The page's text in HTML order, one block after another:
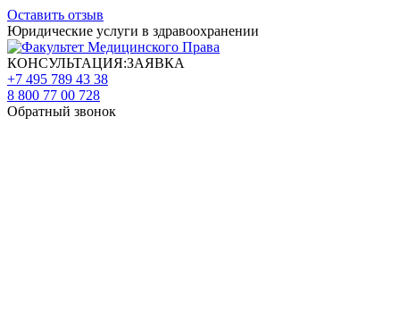
Оставить отзыв
Юридические услуги в здравоохранении
КОНСУЛЬТАЦИЯ:ЗАЯВКА
+7 495 789 43 38
8 800 77 00 728
Обратный звонок